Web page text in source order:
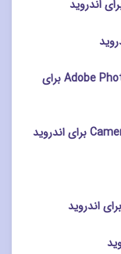
دانلود برنامه ویرایشگر تصویر Adobe Photoshop Express برای